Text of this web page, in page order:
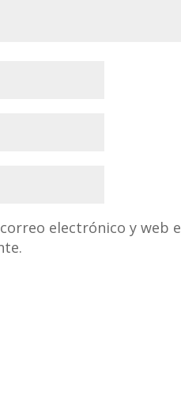
electrónico y web